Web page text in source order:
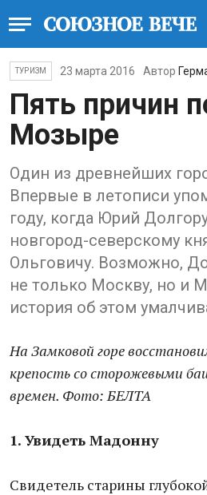
ТУРИЗМ 23 марта 2016 Автор
Пять причин
Мозыре
Один из древнейших
Впервые в летописи
году, когда Юрий
новгород-северскому
Ольговичу. Возможно,
не только Москву, но и
история об этом
На Замковой горе
крепость со сторожевыми
времен. Фото: БЕЛТА
1. Увидеть Мадонну
Свидетель старины